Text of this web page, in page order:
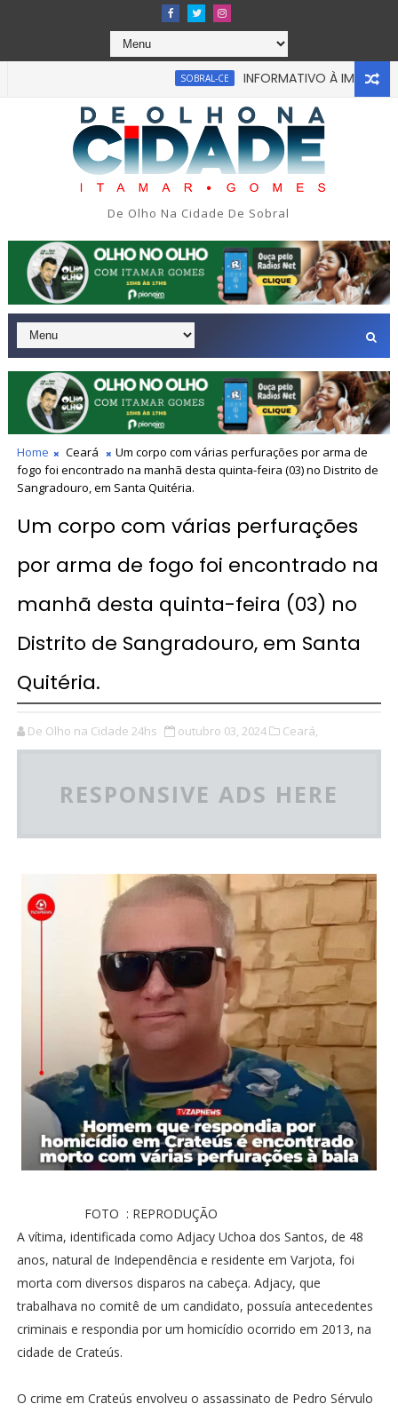
SOBRAL-CE INFORMATIVO À IMPRENSA
De Olho Na Cidade De Sobral
Home Ceará
Um corpo com várias perfurações por arma de
fogo foi encontrado na manhã desta quinta-feira (03) no Distrito de
Sangradouro, em Santa Quitéria.
Um corpo com várias perfurações
por arma de fogo foi encontrado na
manhã desta quinta-feira (03) no
Distrito de Sangradouro, em Santa
Quitéria.
De Olho na Cidade 24hs outubro 03, 2024 Ceará,
RESPONSIVE ADS HERE
FOTO : REPRODUÇÃO
A vítima, identificada como Adjacy Uchoa dos Santos, de 48
anos, natural de Independência e residente em Varjota, foi
morta com diversos disparos na cabeça. Adjacy, que
trabalhava no comitê de um candidato, possuía antecedentes
criminais e respondia por um homicídio ocorrido em 2013, na
cidade de Crateús.
O crime em Crateús envolveu o assassinato de Pedro Sérvulo